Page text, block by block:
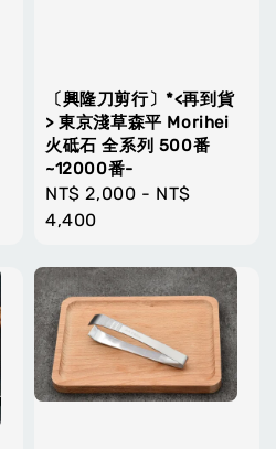
〔興隆刀剪行〕*<再到貨
> 東京淺草森平 Morihei
火砥石 全系列 500番
~12000番-
Regular
price
NT$ 2,000 - NT$
4,400